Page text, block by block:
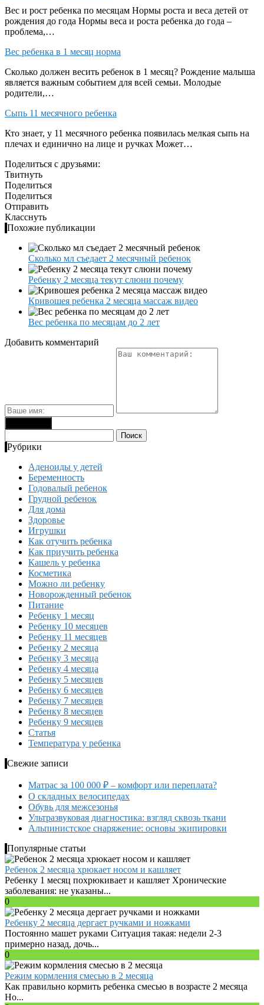
Вес и рост ребенка по месяцам Нормы роста и веса детей от
рождения до года Нормы веса и роста ребенка до года –
проблема,…
Вес ребенка в 1 месяц норма
Сколько должен весить ребенок в 1 месяц? Рождение малыша
является важным событием для всей семьи. Молодые
родители,…
Сыпь 11 месячного ребенка
Кто знает, у 11 месячного ребенка появилась мелкая сыпь на
плечах и единично на лице и ручках Может…
Поделиться с друзьями:
Твитнуть
Поделиться
Поделиться
Отправить
Класснуть
Похожие публикации
Сколько мл съедает 2 месячный ребенок
Ребенку 2 месяца текут слюни почему
Кривошея ребенка 2 месяца массаж видео
Вес ребенка по месяцам до 2 лет
Добавить комментарий
Рубрики
Аденоиды у детей
Беременность
Годовалый ребенок
Грудной ребенок
Для дома
Здоровье
Игрушки
Как отучить ребенка
Как приучить ребенка
Кашель у ребенка
Косметика
Можно ли ребенку
Новорожденный ребенок
Питание
Ребенку 1 месяц
Ребенку 10 месяцев
Ребенку 11 месяцев
Ребенку 2 месяца
Ребенку 3 месяца
Ребенку 4 месяца
Ребенку 5 месяцев
Ребенку 6 месяцев
Ребенку 7 месяцев
Ребенку 8 месяцев
Ребенку 9 месяцев
Статья
Температура у ребенка
Свежие записи
Матрас за 100 000 ₽ – комфорт или переплата?
О складных велосипедах
Обувь для межсезонья
Ультразвуковая диагностика: взгляд сквозь ткани
Альпинистское снаряжение: основы экипировки
Популярные статьи
Ребенок 2 месяца хрюкает носом и кашляет
Ребенку 1 месяц похрюкивает и кашляет Хронические
заболевания: не указаны...
0
Ребенку 2 месяца дергает ручками и ножками
Постоянно машет руками Ситуация такая: недели 2-3
примерно назад, дочь...
0
Режим кормления смесью в 2 месяца
Как правильно кормить ребенка смесью в возрасте 2 месяца
Но...